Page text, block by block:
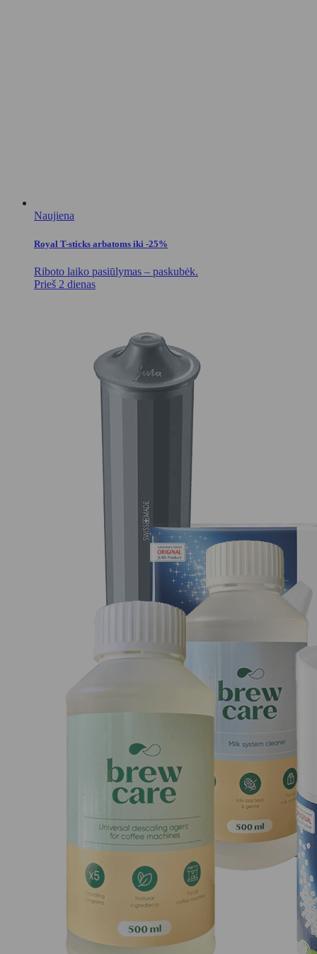
Naujiena
Royal T-sticks arbatoms iki -25%
Riboto laiko pasiūlymas – paskubėk.
Prieš 2 dienas